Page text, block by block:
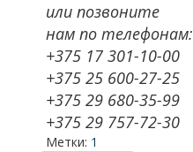
или позвоните
нам по телефонам:
+375 17 301-10-00
+375 25 600-27-25
+375 29 680-35-99
+375 29 757-72-30
Метки: 1